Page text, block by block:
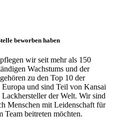
beworben haben
wir seit mehr als 150
Wachstums und der
zu den Top 10 der
und sind Teil von Kansai
der Welt. Wir sind
Menschen mit Leidenschaft für
Team beitreten möchten.